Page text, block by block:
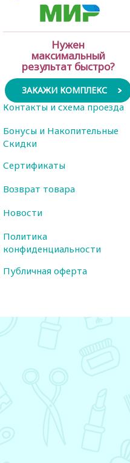
Нужен
максимальный
результат быстро?
ЗАКАЖИ КОМПЛЕКС
Контакты и схема проезда
Бонусы и Накопительные
Скидки
Сертификаты
Возврат товара
Новости
Политика
конфиденциальности
Публичная оферта